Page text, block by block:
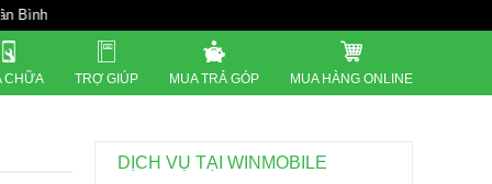
CHỮA TRỢ GIÚP MUA TRẢ GÓP MUA HÀNG ONLINE
DỊCH VỤ TẠI WINMOBILE